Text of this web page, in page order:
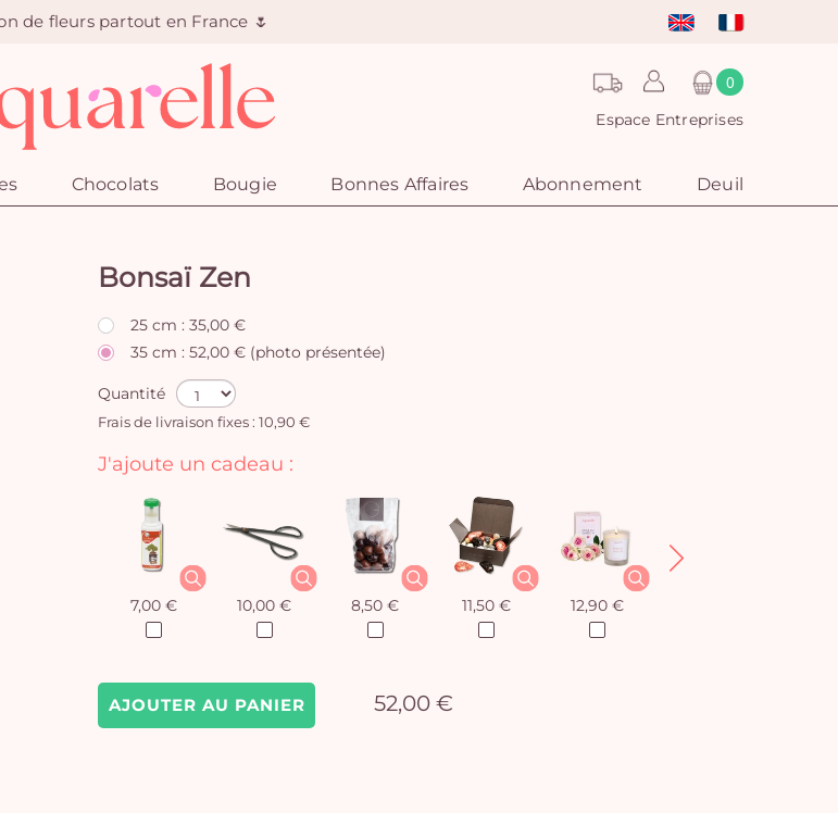
de fleurs partout en France 🌷
0
Espace Entreprises
Chocolats Bougie Bonnes Affaires Abonnement Deuil
Bonsaï Zen
25 cm : 35,00 €
35 cm : 52,00 € (photo présentée)
Quantité
Frais de livraison fixes : 10,90 €
AJOUTER AU PANIER 52,00 €
J'ajoute un cadeau :
7,00 € 10,00 € 8,50 € 11,50 € 12,90 €